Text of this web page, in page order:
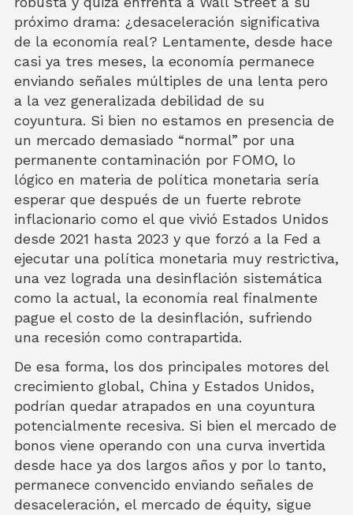
próximo drama: ¿desaceleración significativa
de la economía real? Lentamente, desde hace
casi ya tres meses, la economía permanece
enviando señales múltiples de una lenta pero
a la vez generalizada debilidad de su
coyuntura. Si bien no estamos en presencia de
un mercado demasiado “normal” por una
permanente contaminación por FOMO, lo
lógico en materia de política monetaria sería
esperar que después de un fuerte rebrote
inflacionario como el que vivió Estados Unidos
desde 2021 hasta 2023 y que forzó a la Fed a
ejecutar una política monetaria muy restrictiva,
una vez lograda una desinflación sistemática
como la actual, la economía real finalmente
pague el costo de la desinflación, sufriendo
una recesión como contrapartida.
De esa forma, los dos principales motores del
crecimiento global, China y Estados Unidos,
podrían quedar atrapados en una coyuntura
potencialmente recesiva. Si bien el mercado de
bonos viene operando con una curva invertida
desde hace ya dos largos años y por lo tanto,
permanece convencido enviando señales de
desaceleración, el mercado de équity, sigue